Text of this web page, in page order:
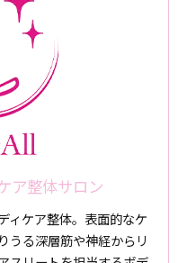
ア整体サロン
ィケア整体。表面的なケ
うる深層筋や神経からリ